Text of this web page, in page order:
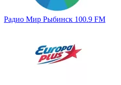
Радио Мир Рыбинск 100.9 FM